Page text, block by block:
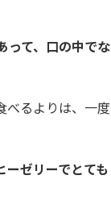
って、口の中でな
べるよりは、一度
ゼリーでとても